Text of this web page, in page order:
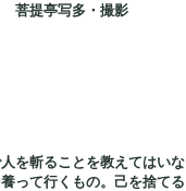
提亭写多・撮影
を斬ることを教えてはいな
って行くもの。己を捨てる